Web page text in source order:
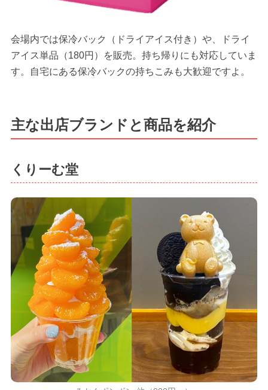
会場内では保冷バック（ドライアイス付き）や、ドライ
アイス単品（180円）を販売。持ち帰りにも対応していま
す。自宅にある保冷バックの持ちこみも大歓迎ですよ。
主な出店ブランドと商品を紹介
くりーむ堂